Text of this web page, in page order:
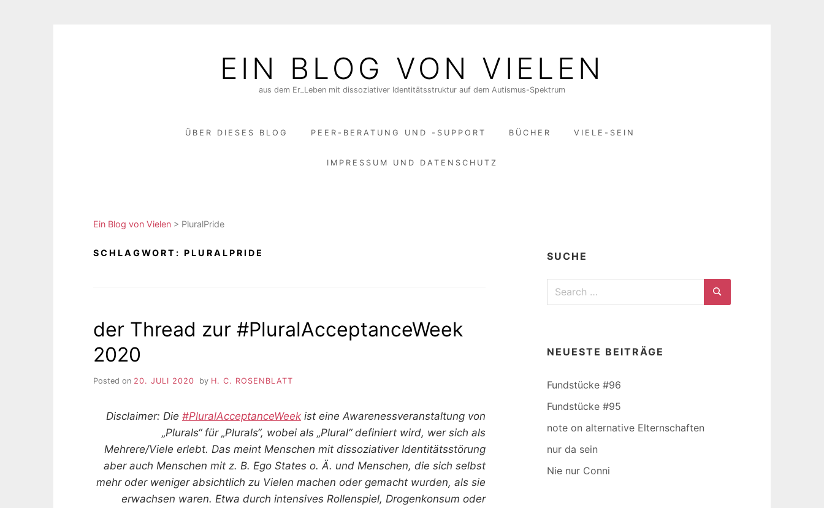
EIN BLOG VON VIELEN
aus dem Er_Leben mit dissoziativer Identitätsstruktur auf dem Autismus-Spektrum
ÜBER DIESES BLOG PEER-BERATUNG UND -SUPPORT BÜCHER VIELE-SEIN
IMPRESSUM UND DATENSCHUTZ
Ein Blog von Vielen > PluralPride
SCHLAGWORT: PLURALPRIDE
der Thread zur #PluralAcceptanceWeek
2020
Posted on 20. JULI 2020 by H. C. ROSENBLATT
Disclaimer: Die #PluralAcceptanceWeek ist eine Awarenessveranstaltung von
„Plurals“ für „Plurals“, wobei als „Plural“ definiert wird, wer sich als
Mehrere/Viele erlebt. Das meint Menschen mit dissoziativer Identitätsstörung
aber auch Menschen mit z. B. Ego States o. Ä. und Menschen, die sich selbst
mehr oder weniger absichtlich zu Vielen machen oder gemacht wurden, als sie
erwachsen waren. Etwa durch intensives Rollenspiel, Drogenkonsum oder
SUCHE
Search
Search
NEUESTE BEITRÄGE
Fundstücke #96
Fundstücke #95
note on alternative Elternschaften
nur da sein
Nie nur Conni